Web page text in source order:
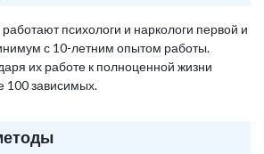
психологи и наркологи первой и
с 10-летним опытом работы.
их работе к полноценной жизни
100 зависимых.